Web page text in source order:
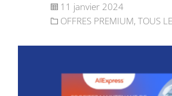
11 janvier 2024
OFFRES PREMIUM, TOUS